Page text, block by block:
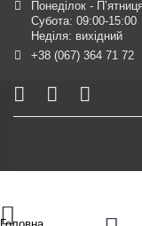
Понеділок -
Субота: 09:00-15:00
Неділя: вихідний
+38 (067) 364 71 72